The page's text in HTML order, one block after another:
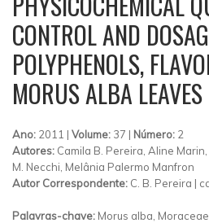
CONTROL AND
POLYPHENOLS,
MORUS ALBA
Ano: 2011 | Volume: 37 | Número: 2
Autores: Camila B. Pereira, Aline Marin,
M. Necchi, Melânia Palermo Manfron
Autor Correspondente: C. B. Pereira |
Palavras-chave: Morus alba,